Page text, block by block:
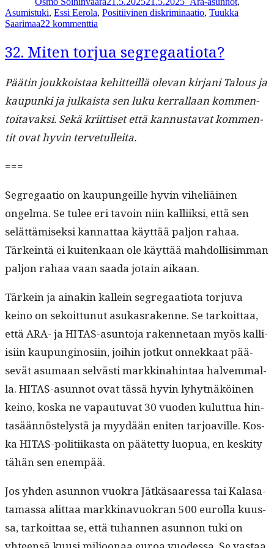
Asumistuki, Essi Eerola, Positiivinen diskriminaatio, Tuukka
Saarimaa22 kommenttia
segregaatio
32. Miten torjua segregaatiota?
Päätin joukkois­taa kehit­teil­lä ole­van kir­jani Talous ja
kaupun­ki ja julka­ista sen luku ker­ral­laan kom­men­
toitavak­si. Sekä kri­it­tiset että kan­nus­ta­vat kom­men­
tit ovat hyvin tervetulleita.
===
Seg­re­gaa­tio on kaupungeille hyvin vihe­liäi­nen
ongel­ma. Se tulee eri tavoin niin kalli­ik­si, että sen
selät­tämisek­si kan­nat­taa käyt­tää paljon rahaa.
Tärkein­tä ei kuitenkaan ole käyt­tää mah­dol­lisim­man
paljon rahaa vaan saa­da jotain aikaan.
Tärkein ja ainakin kallein seg­re­gaa­tio­ta tor­ju­va
keino on sekoit­tunut asukas­rakenne. Se tarkoit­taa,
että ARA- ja HITAS-asun­to­ja raken­netaan myös kalli­
isi­in kaupungi­nosi­in, joi­hin jotkut onnekkaat pää­
sevät asumaan selvästi markki­nahin­taa halvem­mal­
la. HITAS-asun­not ovat tässä hyvin lyhyt­näköi­nen
keino, kos­ka ne vapau­tu­vat 30 vuo­den kulut­tua hin­
tasään­nöstelystä ja myy­dään eniten tar­joav­ille. Kos­
ka HITAS-poli­ti­ikas­ta on päätet­ty luop­ua, en keski­ty
tähän sen enempää.
Jos yhden asun­non vuokra Jätkäsaa­res­sa tai Kalasa­
ta­mas­sa alit­taa markki­navuokran 500 eurol­la kuus­
sa, tarkoit­taa se, että tuhan­nen asun­non tuki on